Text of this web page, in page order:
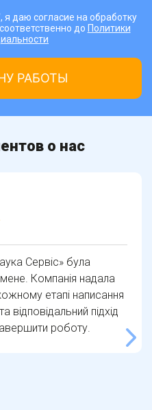
даю согласие на обработку
до Политики
о нас
Сервіс» була
Компанія надала
етапі написання
відповідальний підхід
роботу.